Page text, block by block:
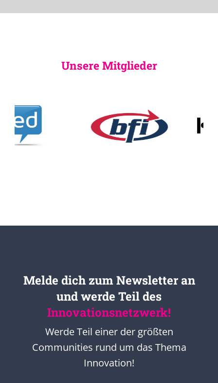
Unsere Mitglieder
Melde dich zum Newsletter an
und werde Teil des
Innovationsnetzwerk!
Werde Teil einer der größten
Communities rund um das Thema
Innovation!